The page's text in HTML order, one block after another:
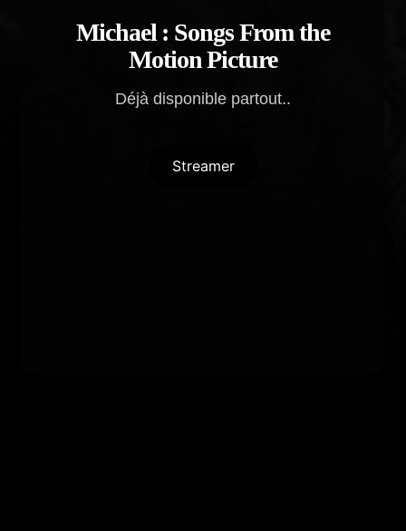
Michael : Songs From the
Motion Picture
Déjà disponible partout..
Streamer